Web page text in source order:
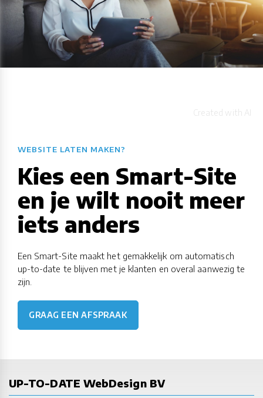
WEBSITE LATEN MAKEN?
Kies een Smart-Site
en je wilt nooit meer
iets anders
Een Smart-Site maakt het gemakkelijk om automatisch
up-to-date te blijven met je klanten en overal aanwezig te
zijn.
GRAAG EEN AFSPRAAK
UP-TO-DATE WebDesign BV